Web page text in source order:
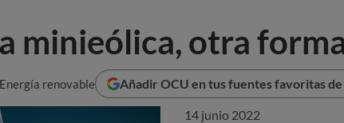
minieólica, otra
renovable Añadir OCU en tus fuentes favoritas de
14 junio 2022